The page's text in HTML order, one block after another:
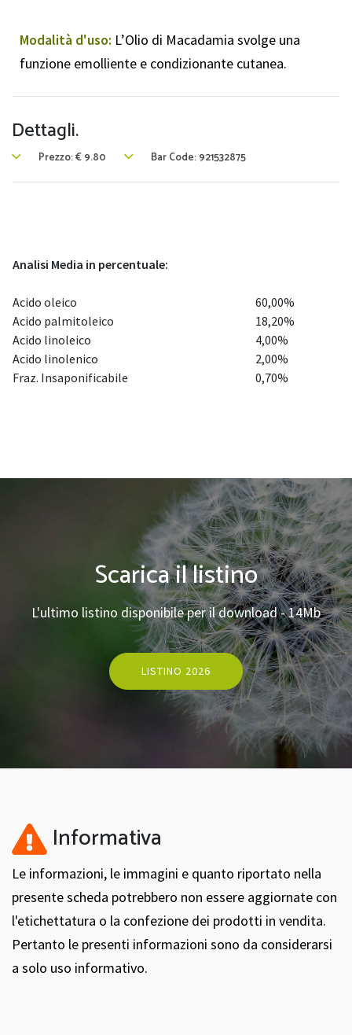
Modalità d'uso: L’Olio di Macadamia svolge una
funzione emolliente e condizionante cutanea.
Dettagli.
Prezzo:€9.80 Bar Code: 921532875
Analisi Media in percentuale:
Acido oleico
60,00%
Acido palmitoleico
18,20%
Acido linoleico
4,00%
Acido linolenico
2,00%
Fraz. Insaponificabile
0,70%
Scarica il listino
L'ultimo listino disponibile per il download - 14Mb
LISTINO 2026
Informativa
Le informazioni, le immagini e quanto riportato nella
presente scheda potrebbero non essere aggiornate con
l'etichettatura o la confezione dei prodotti in vendita.
Pertanto le presenti informazioni sono da considerarsi
a solo uso informativo.